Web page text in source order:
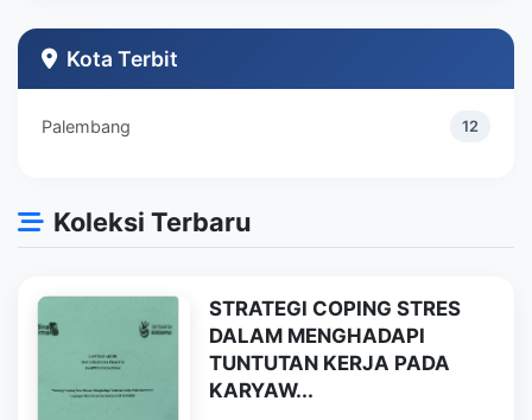
Teknik Industri
Kota Terbit
Palembang 12
Koleksi Terbaru
STRATEGI COPING STRES
DALAM MENGHADAPI
TUNTUTAN KERJA PADA
KARYAW...